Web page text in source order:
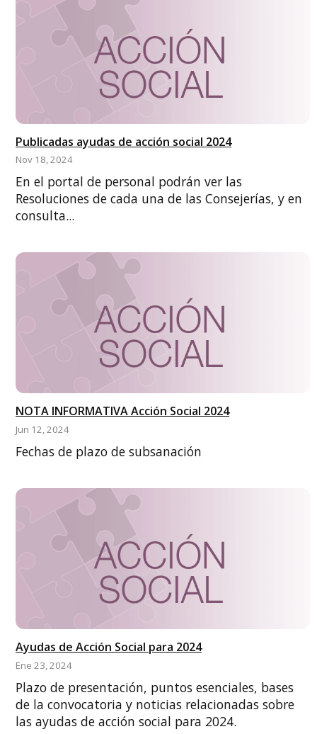
Publicadas ayudas de acción social 2024
Nov 18, 2024
En el portal de personal podrán ver las
Resoluciones de cada una de las Consejerías, y en
consulta...
NOTA INFORMATIVA Acción Social 2024
Jun 12, 2024
Fechas de plazo de subsanación
Ayudas de Acción Social para 2024
Ene 23, 2024
Plazo de presentación, puntos esenciales, bases
de la convocatoria y noticias relacionadas sobre
las ayudas de acción social para 2024.